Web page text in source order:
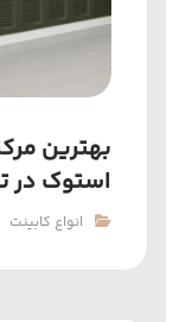
بهترین
استوک در
انواع کابینت